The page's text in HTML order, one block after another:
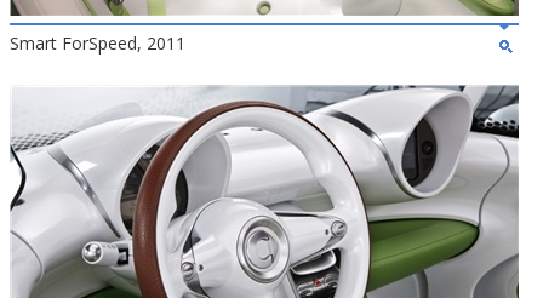
Smart ForSpeed, 2011